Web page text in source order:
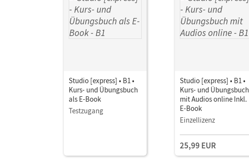
Studio [express] • B1 •
Kurs- und Übungsbuch
als E-Book
Testzugang
Studio [express] • B1 •
Kurs- und Übungsbuch
mit Audios online Inkl.
E-Book
Einzellizenz
25,99 EUR